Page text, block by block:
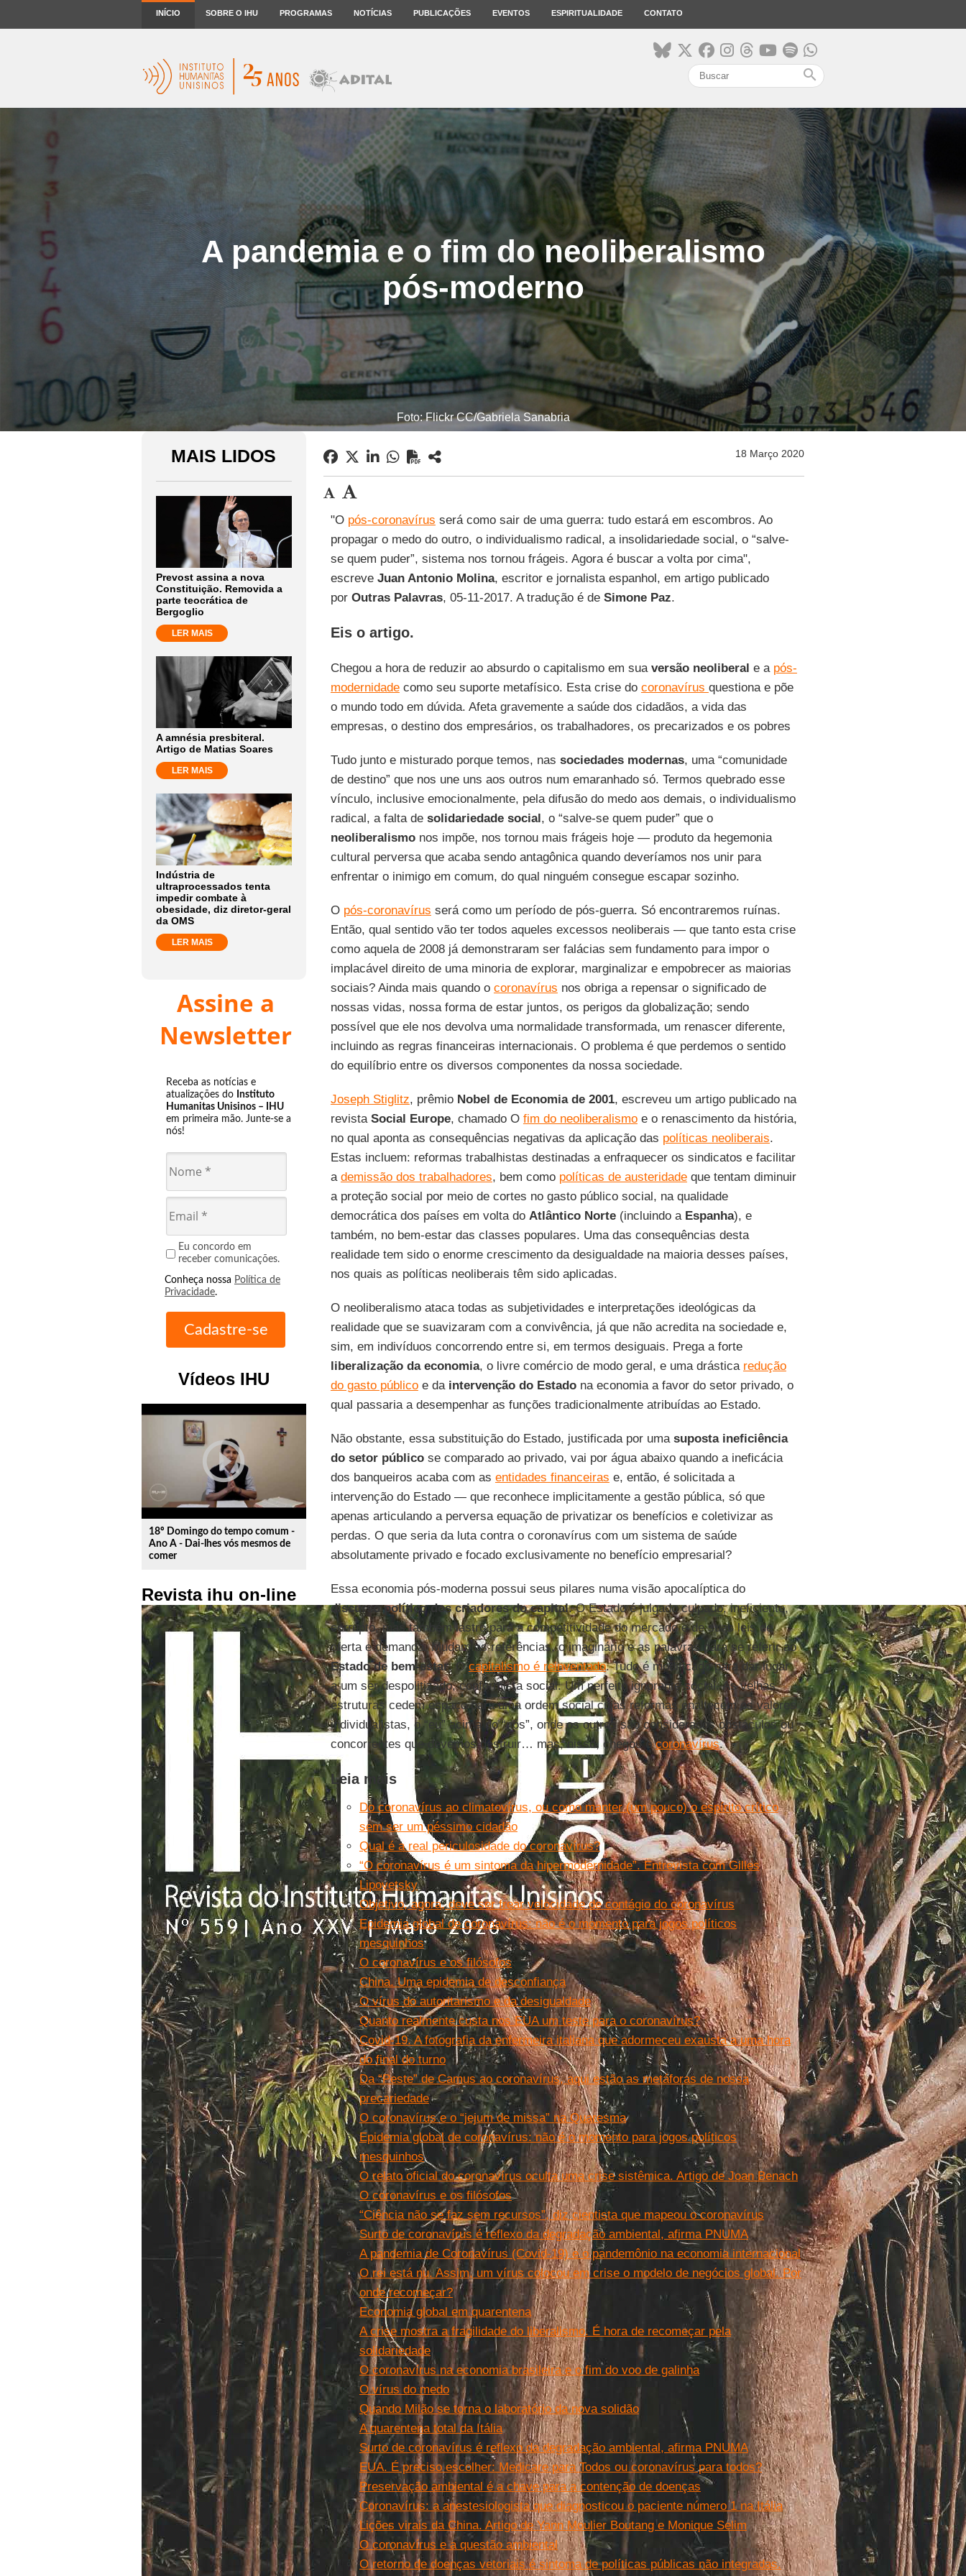
INÍCIO SOBRE O IHU PROGRAMAS NOTÍCIAS PUBLICAÇÕES EVENTOS ESPIRITUALIDADE CONTATO
search
A pandemia e o fim do neoliberalismo
pós-moderno
Foto: Flickr CC/Gabriela Sanabria
MAIS LIDOS
Prevost assina a nova
Constituição. Removida a
parte teocrática de
Bergoglio
LER MAIS
A amnésia presbiteral.
Artigo de Matias Soares
LER MAIS
Indústria de
ultraprocessados tenta
impedir combate à
obesidade, diz diretor-geral
da OMS
LER MAIS
Assine a
Newsletter
Receba as notícias e
atualizações do Instituto
Humanitas Unisinos – IHU
em primeira mão. Junte-se a
nós!
Eu concordo em
receber comunicações.
Conheça nossa Política de
Privacidade.
Vídeos IHU
play_circle_outline
18º Domingo do tempo comum -
Ano A - Dai-lhes vós mesmos de
comer
Revista ihu on-line
18 Março 2020
"O pós-coronavírus será como sair de uma guerra: tudo estará em escombros. Ao
propagar o medo do outro, o individualismo radical, a insolidariedade social, o “salve-
se quem puder”, sistema nos tornou frágeis. Agora é buscar a volta por cima",
escreve Juan Antonio Molina, escritor e jornalista espanhol, em artigo publicado
por Outras Palavras, 05-11-2017. A tradução é de Simone Paz.
Eis o artigo.
Chegou a hora de reduzir ao absurdo o capitalismo em sua versão neoliberal e a pós-
modernidadecomo seu suporte metafísico. Esta crise do coronavírus questiona e põe
o mundo todo em dúvida. Afeta gravemente a saúde dos cidadãos, a vida das
empresas, o destino dos empresários, os trabalhadores, os precarizados e os pobres
Tudo junto e misturado porque temos, nas sociedades modernas, uma “comunidade
de destino” que nos une uns aos outros num emaranhado só. Termos quebrado esse
vínculo, inclusive emocionalmente, pela difusão do medo aos demais, o individualismo
radical, a falta de solidariedade social, o “salve-se quem puder” que o
neoliberalismonos impõe, nos tornou mais frágeis hoje — produto da hegemonia
cultural perversa que acaba sendo antagônica quando deveríamos nos unir para
enfrentar o inimigo em comum, do qual ninguém consegue escapar sozinho.
O pós-coronavírus será como um período de pós-guerra. Só encontraremos ruínas.
Então, qual sentido vão ter todos aqueles excessos neoliberais — que tanto esta crise
como aquela de 2008 já demonstraram ser falácias sem fundamento para impor o
implacável direito de uma minoria de explorar, marginalizar e empobrecer as maiorias
sociais? Ainda mais quando o coronavírus nos obriga a repensar o significado de
nossas vidas, nossa forma de estar juntos, os perigos da globalização; sendo
possível que ele nos devolva uma normalidade transformada, um renascer diferente,
incluindo as regras financeiras internacionais. O problema é que perdemos o sentido
do equilíbrio entre os diversos componentes da nossa sociedade.
Joseph Stiglitz, prêmio Nobel de Economia de 2001, escreveu um artigo publicado na
revista Social Europe, chamado O fim do neoliberalismoe o renascimento da história,
no qual aponta as consequências negativas da aplicação das políticas neoliberais.
Estas incluem: reformas trabalhistas destinadas a enfraquecer os sindicatos e facilitar
a demissão dos trabalhadores, bem como políticas de austeridadeque tentam diminuir
a proteção social por meio de cortes no gasto público social, na qualidade
democrática dos países em volta do Atlântico Norte(incluindo a Espanha), e
também, no bem-estar das classes populares. Uma das consequências desta
realidade tem sido o enorme crescimento da desigualdade na maioria desses países,
nos quais as políticas neoliberais têm sido aplicadas.
O neoliberalismo ataca todas as subjetividades e interpretações ideológicas da
realidade que se suavizaram com a convivência, já que não acredita na sociedade e,
sim, em indivíduos concorrendo entre si, em termos desiguais. Prega a forte
liberalização da economia, o livre comércio de modo geral, e uma drástica redução
do gasto públicoe da intervenção do Estadona economia a favor do setor privado, o
qual passaria a desempenhar as funções tradicionalmente atribuídas ao Estado.
Não obstante, essa substituição do Estado, justificada por uma suposta ineficiência
do setor públicose comparado ao privado, vai por água abaixo quando a ineficácia
dos banqueiros acaba com as entidades financeiras e, então, é solicitada a
intervenção do Estado — que reconhece implicitamente a gestão pública, só que
apenas articulando a perversa equação de privatizar os benefícios e coletivizar as
perdas. O que seria da luta contra o coronavírus com um sistema de saúde
absolutamente privado e focado exclusivamente no benefício empresarial?
Essa economia pós-moderna possui seus pilares numa visão apocalíptica do
discurso político dos criadores do capital. O Estado é julgado culpado, ineficiente,
corrupto, mas também lastro para a competitividade do mercado e de suas leis de
oferta e demanda. Mudam as referências, o imaginário e as palavras para se referir ao
Estado de bem-estar. Ocapitalismo é reinventado. Tudo é modificado para dar lugar
a um ser despolitizado, conformista social. Um perfeito ignorante social. As velhas
estruturas cedem espaço para uma ordem social cujas reformas enaltecem os valores
individualistas, o “eu” acima do “nós”, onde os outros são considerados obstáculos ou
concorrentes que devemos destruir… mas, nisso, chegou ocoronavírus.
Leia mais
Do coronavírus ao climatovírus, ou como manter (um pouco) o espírito crítico
sem ser um péssimo cidadão
Qual é a real periculosidade do coronavírus?
“O coronavírus é um sintoma da hipermodernidade”. Entrevista com Gilles
Lipovetsky
Objetivo, agora, deve ser frear velocidade de contágio do coronavírus
Epidemia global de coronavírus: não é o momento para jogos políticos
mesquinhos
O coronavírus e os filósofos
China. Uma epidemia de desconfiança
O vírus do autoritarismo e da desigualdade
Quanto realmente custa nos EUA um teste para o coronavírus?
Covid-19. A fotografia da enfermeira italiana que adormeceu exausta a uma hora
do final do turno
Da “Peste” de Camus ao coronavírus, aqui estão as metáforas de nossa
precariedade
O coronavírus e o “jejum de missa” na Quaresma
Epidemia global de coronavírus: não é o momento para jogos políticos
mesquinhos
O relato oficial do coronavírus oculta uma crise sistêmica. Artigo de Joan Benach
O coronavírus e os filósofos
“Ciência não se faz sem recursos”, diz cientista que mapeou o coronavírus
Surto de coronavírus é reflexo da degradação ambiental, afirma PNUMA
A pandemia de Coronavírus (Covid-19) e o pandemônio na economia internacional
O rei está nu. Assim, um vírus colocou em crise o modelo de negócios global. Por
onde recomeçar?
Economia global em quarentena
A crise mostra a fragilidade do liberalismo. É hora de recomeçar pela
solidariedade
O coronavírus na economia brasileira e o fim do voo de galinha
O vírus do medo
Quando Milão se torna o laboratório da nova solidão
A quarentena total da Itália
Surto de coronavírus é reflexo da degradação ambiental, afirma PNUMA
EUA. É preciso escolher: Medicare para Todos ou coronavírus para todos?
Preservação ambiental é a chave para a contenção de doenças
Coronavírus: a anestesiologista que diagnosticou o paciente número 1 na Itália
Lições virais da China. Artigo de Yann Moulier Boutang e Monique Selim
O coronavírus e a questão ambiental
O retorno de doenças vetoriais é sintoma de políticas públicas não integradas.